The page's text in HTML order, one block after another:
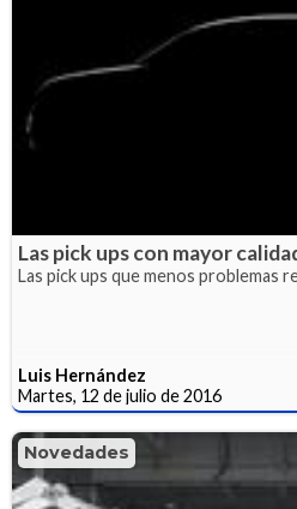
Las pick ups con mayor
Las pick ups que menos problemas
Luis Hernández
Martes, 12 de julio de 2016
Novedades